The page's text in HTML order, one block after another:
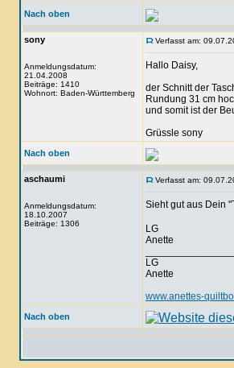
Nach oben
sony
Anmeldungsdatum:
21.04.2008
Beiträge: 1410
Wohnort: Baden-Württemberg
Verfasst am:
Hallo Daisy,
der Schnitt der
Rundung 31 cm
und somit ist der
Grüssle sony
Nach oben
aschaumi
Anmeldungsdatum:
18.10.2007
Beiträge: 1306
Verfasst am:
Sieht gut aus Dein
LG
Anette
LG
Anette
www.anettes-
Nach oben